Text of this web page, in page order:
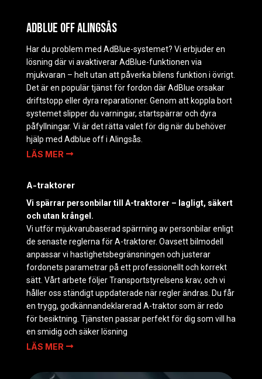
AdBlue Off Alingsås
Har du problem med AdBlue-systemet? Vi erbjuder en
lösning där vi avaktiverar AdBlue-funktionen via
mjukvaran – helt utan att påverka bilens funktion i övrigt.
Det är en populär tjänst för fordon där AdBlue orsakar
driftstopp eller dyra reparationer. Genom att koppla bort
systemet slipper du varningar, startspärrar och dyra
påfyllningar. Vi är det rätta valet för dig när du behöver
hjälp med Adblue off i Alingsås.
LÄS MER
A-traktorer
Vi spärrar personbilar till A-traktorer – lagligt, säkert
och utan krångel.
Vi utför mjukvarubaserad spärrning av personbilar enligt
de senaste reglerna för A-traktorer. Oavsett bilmodell
anpassar vi hastighetsbegränsningen och justerar
fordonets parametrar på ett professionellt och korrekt
sätt. Vårt arbete följer Transportstyrelsens krav, och vi
håller oss ständigt uppdaterade när regler ändras. Du får
en trygg, godkännandeklarerad A-traktor som är redo
för besiktning. Tjänsten passar perfekt för dig som vill ha
en smidig och säker lösning
LÄS MER